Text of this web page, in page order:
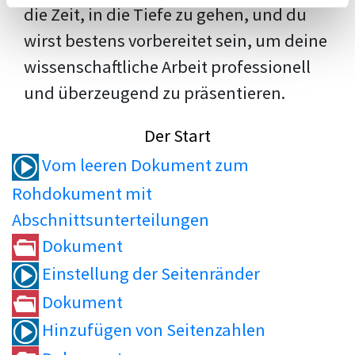
die Zeit, in die Tiefe zu gehen, und du
wirst bestens vorbereitet sein, um deine
wissenschaftliche Arbeit professionell
und überzeugend zu präsentieren.
Der Start
Vom leeren Dokument zum
Rohdokument mit
Abschnittsunterteilungen
Dokument
Einstellung der Seitenränder
Dokument
Hinzufügen von Seitenzahlen